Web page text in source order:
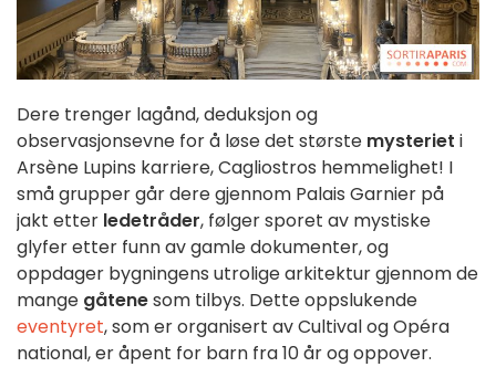
Dere trenger lagånd, deduksjon og
observasjonsevne for å løse det største mysteriet i
Arsène Lupins karriere, Cagliostros hemmelighet! I
små grupper går dere gjennom Palais Garnier på
jakt etter ledetråder, følger sporet av mystiske
glyfer etter funn av gamle dokumenter, og
oppdager bygningens utrolige arkitektur gjennom de
mange gåtenesom tilbys. Dette oppslukende
eventyret, som er organisert av Cultival og Opéra
national, er åpent for barn fra 10 år og oppover.